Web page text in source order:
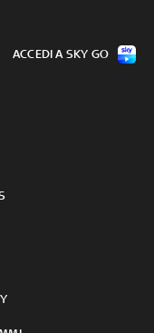
ACCEDI A SKY GO